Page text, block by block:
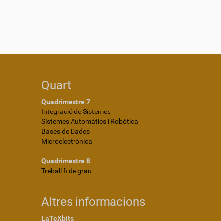
Quart
Quadrimestre 7
Integració de Sistemes
Sistemes Automàtics i Robòtica
Bases de Dades
Microelectrònica
Quadrimestre 8
Treball fi de grau
Altres informacions
LaTeXbits